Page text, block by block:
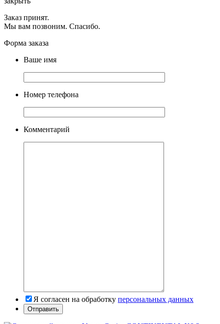
Заказ принят.
Мы вам позвоним. Спасибо.
Форма заказа
Ваше имя
Номер телефона
Комментарий
Я согласен на обработку персональных данных